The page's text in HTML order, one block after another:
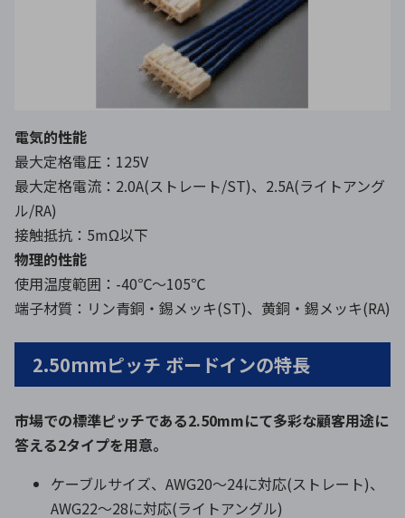
電気的性能
最大定格電圧：125V
最大定格電流：2.0A(ストレート/ST)、2.5A(ライトアング
ル/RA)
接触抵抗：5mΩ以下
物理的性能
使用温度範囲：-40℃～105℃
端子材質：リン青銅・錫メッキ(ST)、黄銅・錫メッキ(RA)
2.50mmピッチ ボードインの特長
市場での標準ピッチである2.50mmにて多彩な顧客用途に
答える2タイプを用意。
ケーブルサイズ、AWG20〜24に対応(ストレート)、
AWG22〜28に対応(ライトアングル)